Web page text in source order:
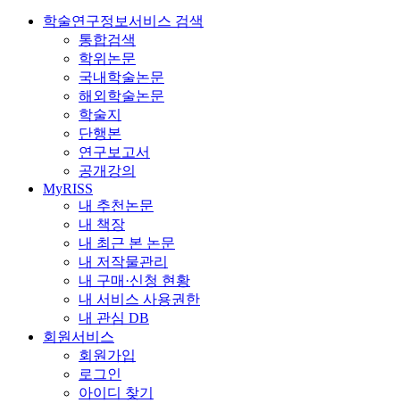
학술연구정보서비스 검색
통합검색
학위논문
국내학술논문
해외학술논문
학술지
단행본
연구보고서
공개강의
MyRISS
내 추천논문
내 책장
내 최근 본 논문
내 저작물관리
내 구매·신청 현황
내 서비스 사용권한
내 관심 DB
회원서비스
회원가입
로그인
아이디 찾기